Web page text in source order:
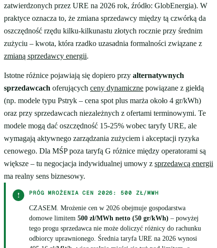
zatwierdzonych przez URE na 2026 rok, źródło: GlobEnergia). W
praktyce oznacza to, że zmiana sprzedawcy między tą czwórką da
oszczędność rzędu kilku-kilkunastu złotych rocznie przy średnim
zużyciu – kwota, która rzadko uzasadnia formalności związane z
zmianą sprzedawcy energii.
Istotne różnice pojawiają się dopiero przy alternatywnych
sprzedawcach oferujących ceny dynamiczne powiązane z giełdą
(np. modele typu Pstryk – cena spot plus marża około 4 gr/kWh)
oraz przy sprzedawcach niezależnych z ofertami terminowymi. Te
modele mogą dać oszczędność 15-25% wobec taryfy URE, ale
wymagają aktywnego zarządzania zużyciem i akceptacji ryzyka
cenowego. Dla MŚP poza taryfą G różnice między operatorami są
większe – tu negocjacja indywidualnej umowy z sprzedawcą energii
ma realny sens biznesowy.
! PRÓG MROŻENIA CEN 2026: 500 ZŁ/MWH
CZASEM. Mrożenie cen w 2026 obejmuje gospodarstwa
domowe limitem 500 zł/MWh netto (50 gr/kWh) – powyżej
tego progu sprzedawca nie może doliczyć różnicy do rachunku
odbiorcy uprawnionego. Średnia taryfa URE na 2026 wynosi